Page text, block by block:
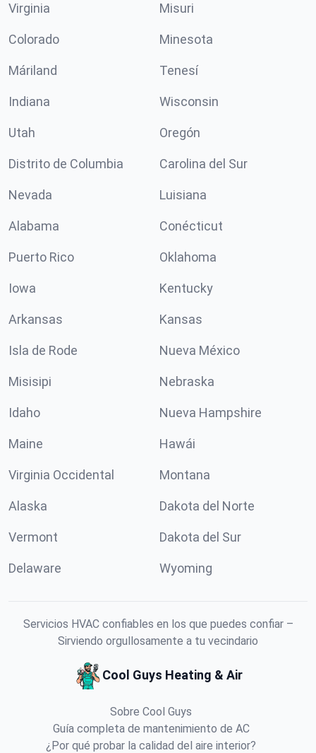
Virginia Misuri
Colorado Minesota
Máriland Tenesí
Indiana Wisconsin
Utah Oregón
Distrito de Columbia Carolina del Sur
Nevada Luisiana
Alabama Conécticut
Puerto Rico Oklahoma
Iowa Kentucky
Arkansas Kansas
Isla de Rode Nueva México
Misisipi Nebraska
Idaho Nueva Hampshire
Maine Hawái
Virginia Occidental Montana
Alaska Dakota del Norte
Vermont Dakota del Sur
Delaware Wyoming
Servicios HVAC confiables en los que puedes confiar –
Sirviendo orgullosamente a tu vecindario
Cool Guys Heating & Air
Sobre Cool Guys
Guía completa de mantenimiento de AC
¿Por qué probar la calidad del aire interior?